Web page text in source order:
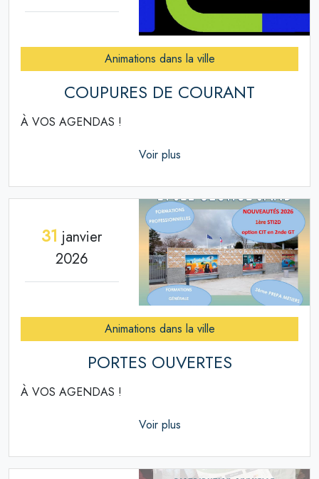
Animations dans la ville
COUPURES DE COURANT
À VOS AGENDAS !
Voir plus
31 janvier
2026
Animations dans la ville
PORTES OUVERTES
À VOS AGENDAS !
Voir plus